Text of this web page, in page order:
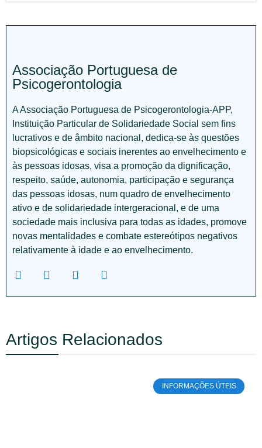
Associação Portuguesa de
Psicogerontologia
A Associação Portuguesa de Psicogerontologia-APP,
Instituição Particular de Solidariedade Social sem fins
lucrativos e de âmbito nacional, dedica-se às questões
biopsicológicas e sociais inerentes ao envelhecimento e
às pessoas idosas, visa a promoção da dignificação,
respeito, saúde, autonomia, participação e segurança
das pessoas idosas, num quadro de envelhecimento
ativo e de solidariedade intergeracional, e de uma
sociedade mais inclusiva para todas as idades, promove
novas mentalidades e combate estereótipos negativos
relativamente à idade e ao envelhecimento.
Artigos Relacionados
INFORMAÇÕES ÚTEIS